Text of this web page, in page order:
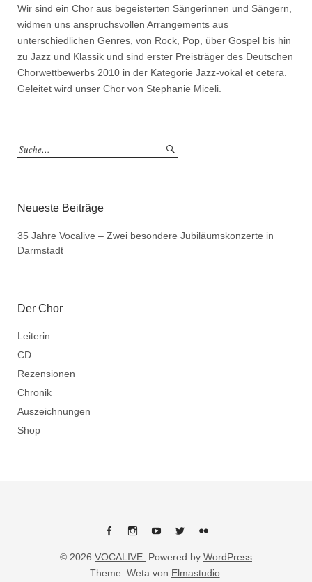
Wir sind ein Chor aus begeisterten Sängerinnen und Sängern,
widmen uns anspruchsvollen Arrangements aus
unterschiedlichen Genres, von Rock, Pop, über Gospel bis hin
zu Jazz und Klassik und sind erster Preisträger des Deutschen
Chorwettbewerbs 2010 in der Kategorie Jazz-vokal et cetera.
Geleitet wird unser Chor von Stephanie Miceli.
Neueste Beiträge
35 Jahre Vocalive – Zwei besondere Jubiläumskonzerte in
Darmstadt
Der Chor
Leiterin
CD
Rezensionen
Chronik
Auszeichnungen
Shop
FacebookInstagramYoutubeTwitterflickr
© 2026 VOCALIVE. Powered by WordPress
Theme: Weta von Elmastudio.